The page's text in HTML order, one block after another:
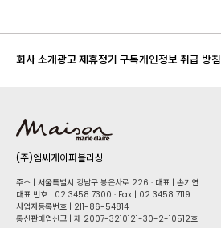
회사 소개광고 제휴정기 구독개인정보 취급 방침
(주)엠씨케이퍼블리싱
주소 | 서울특별시 강남구 봉은사로 226 · 대표 | 손기연
대표 번호 | 02 34​58 7300 · Fax | 02 34​58 7119
사업자등록번호 | 211-86-5​4814
통신판매업신고 | 제 2007-3210121-30-2-10512호